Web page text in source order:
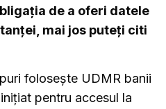
de a oferi datele
mai jos puteți citi
folosește UDMR banii
pentru accesul la